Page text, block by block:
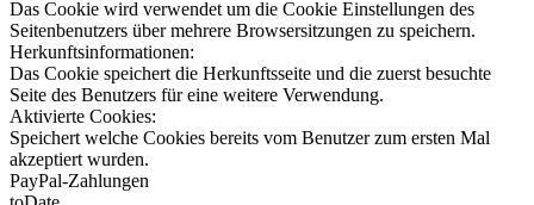
Das Cookie wird verwendet um die Cookie Einstellungen des
Seitenbenutzers über mehrere Browsersitzungen zu speichern.
Herkunftsinformationen:
Das Cookie speichert die Herkunftsseite und die zuerst besuchte
Seite des Benutzers für eine weitere Verwendung.
Aktivierte Cookies:
Speichert welche Cookies bereits vom Benutzer zum ersten Mal
akzeptiert wurden.
PayPal-Zahlungen